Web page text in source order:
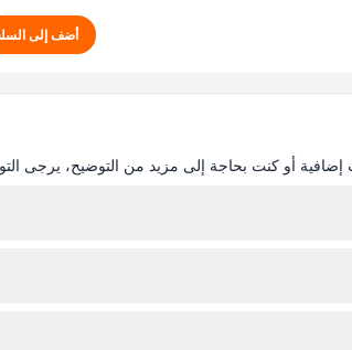
أضف إلى
أو كنت بحاجة إلى مزيد من التوضيح، يرجى